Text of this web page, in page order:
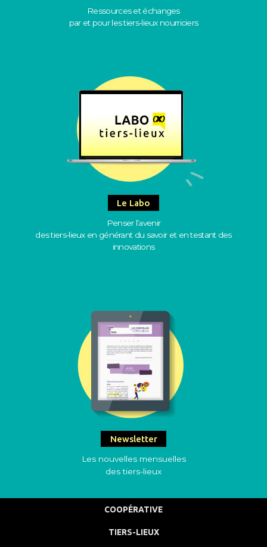
Ressources et échanges
par et pour les tiers-lieux nourriciers
Le Labo
Penser l’avenir
des tiers-lieux en générant du savoir et en testant des
innovations
Newsletter
Les nouvelles mensuelles
des tiers-lieux
COOPÉRATIVE
TIERS-LIEUX